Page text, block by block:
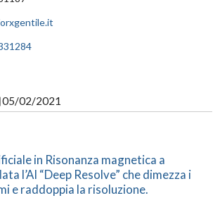
05/02/2021
in Risonanza magnetica a
l’AI “Deep Resolve” che dimezza i
e raddoppia la risoluzione.